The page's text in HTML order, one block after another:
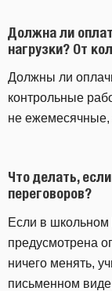
Должна ли
нагрузки? От
Должны ли
контрольные
не
Что делать,
переговоров?
Если в
предусмотрена
ничего менять,
письменном